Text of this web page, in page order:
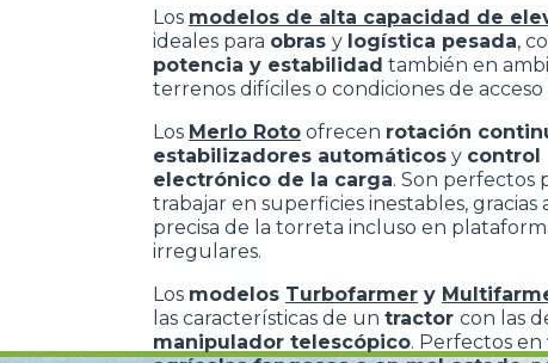
Los modelos de alta capacidad de
ideales para obras y logística pesada,
potencia y estabilidad también en
terrenos difíciles o condiciones de acceso
Los Merlo Roto ofrecen rotación
estabilizadores automáticos y control
electrónico de la carga. Son perfectos
trabajar en superficies inestables, gracias
precisa de la torreta incluso en
irregulares.
Los modelos Turbofarmer y
las características de un tractor con las
manipulador telescópico. Perfectos en